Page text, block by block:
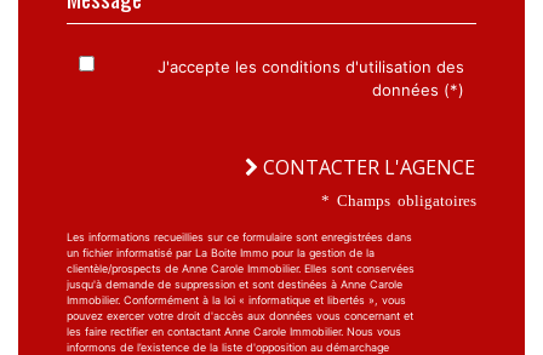
J'accepte les conditions d'utilisation des
données (*)
CONTACTER L'AGENCE
* Champs obligatoires
Les informations recueillies sur ce formulaire sont enregistrées dans
un fichier informatisé par La Boite Immo pour la gestion de la
clientèle/prospects de Anne Carole Immobilier. Elles sont conservées
jusqu'à demande de suppression et sont destinées à Anne Carole
Immobilier. Conformément à la loi « informatique et libertés », vous
pouvez exercer votre droit d'accès aux données vous concernant et
les faire rectifier en contactant Anne Carole Immobilier. Nous vous
informons de l’existence de la liste d'opposition au démarchage